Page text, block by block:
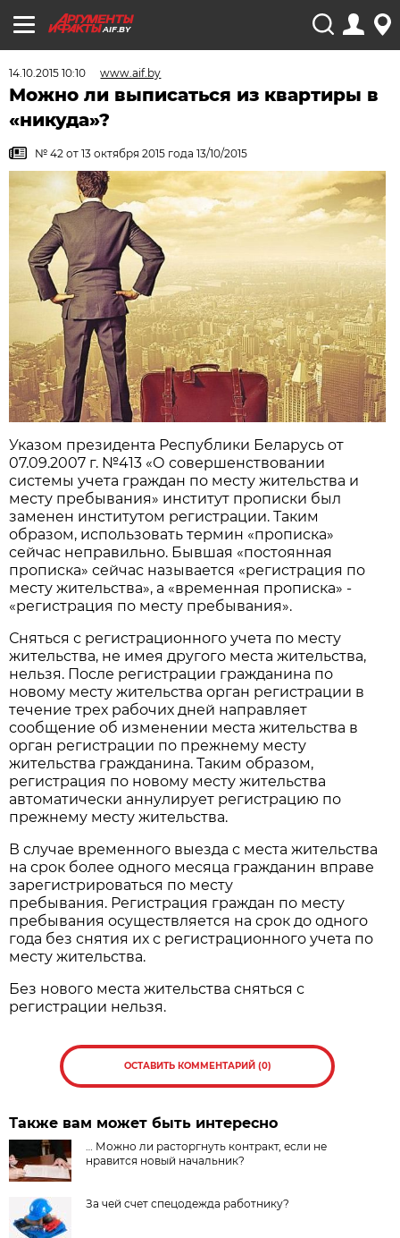
AIF.BY
14.10.2015 10:10 www.aif.by
Можно ли выписаться из квартиры в
«никуда»?
№ 42 от 13 октября 2015 года 13/10/2015
Указом президента Республики Беларусь от
07.09.2007 г. №413 «О совершенствовании
системы учета граждан по месту жительства и
месту пребывания» институт прописки был
заменен институтом регистрации. Таким
образом, использовать термин «прописка»
сейчас неправильно. Бывшая «постоянная
прописка» сейчас называется «регистрация по
месту жительства», а «временная прописка» -
«регистрация по месту пребывания».
Сняться с регистрационного учета по месту
жительства, не имея другого места жительства,
нельзя. После регистрации гражданина по
новому месту жительства орган регистрации в
течение трех рабочих дней направляет
сообщение об изменении места жительства в
орган регистрации по прежнему месту
жительства гражданина. Таким образом,
регистрация по новому месту жительства
автоматически аннулирует регистрацию по
прежнему месту жительства.
В случае временного выезда с места жительства
на срок более одного месяца гражданин вправе
зарегистрироваться по месту
пребывания. Регистрация граждан по месту
пребывания осуществляется на срок до одного
года без снятия их с регистрационного учета по
месту жительства.
Без нового места жительства сняться с
регистрации нельзя.
ОСТАВИТЬ КОММЕНТАРИЙ (0)
Также вам может быть интересно
… Можно ли расторгнуть контракт, если не
нравится новый начальник?
За чей счет спецодежда работнику?